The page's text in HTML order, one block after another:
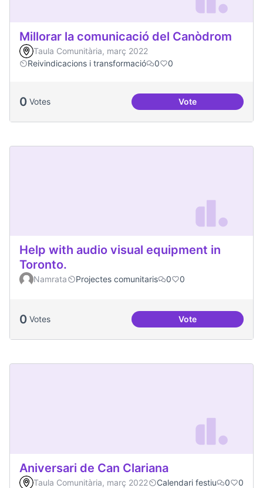
Millorar la comunicació del Canòdrom
Taula Comunitària, març 2022
Reivindicacions i transformació
0 0
0 Votes VoteMillorar la
Help with audio visual equipment in
Toronto.
Namrata Projectes comunitaris 0 0
0 Votes VoteHelp with audio
Aniversari de Can Clariana
Taula Comunitària, març 2022 Calendari festiu 0 0